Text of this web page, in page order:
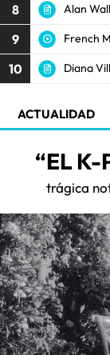
8 Alan
9 French
10 Diana
ACTUALIDAD
“EL K-
trágica